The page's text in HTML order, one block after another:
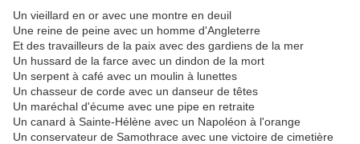
Un vieillard en or avec une montre en deuil
Une reine de peine avec un homme d'Angleterre
Et des travailleurs de la paix avec des gardiens de la mer
Un hussard de la farce avec un dindon de la mort
Un serpent à café avec un moulin à lunettes
Un chasseur de corde avec un danseur de têtes
Un maréchal d'écume avec une pipe en retraite
Un canard à Sainte-Hélène avec un Napoléon à l'orange
Un conservateur de Samothrace avec une victoire de cimetière